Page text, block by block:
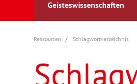
Geisteswissenschaften
Archäologie
Berufs- und
Arbeitsmarktforschung
Außenwirtschaft
berufsbildung
Ressourcen Schlagwortverzeichnis